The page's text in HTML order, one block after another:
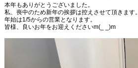
本年もありがとうございました。
私、喪中のため新年の挨拶は控えさせて頂きます。
年始は1/5からの営業となります。
皆様、良いお年をお迎えくださいm(_ _)m